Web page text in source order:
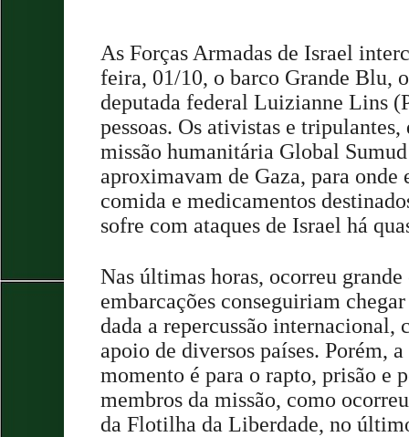
As Forças Armadas de Israel
feira, 01/10, o barco Grande Blu,
deputada federal Luizianne Lins
pessoas. Os ativistas e
missão humanitária Global
aproximavam de Gaza, para onde
comida e medicamentos
sofre com ataques de Israel há
Nas últimas horas, ocorreu
embarcações conseguiriam
dada a repercussão internacional,
apoio de diversos países. Porém,
momento é para o rapto, prisão e
membros da missão, como
da Flotilha da Liberdade, no